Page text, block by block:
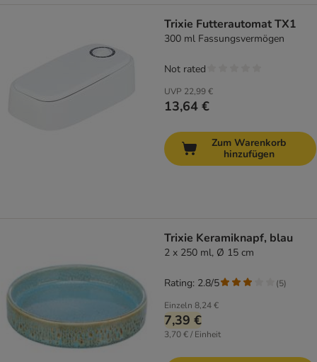
Trixie Futterautomat TX1
300 ml Fassungsvermögen
UVP 22,99 €
13,64 €
Not rated
Zum Warenkorb
hinzufügen
Trixie Keramiknapf, blau
2 x 250 ml, Ø 15 cm
Einzeln 8,24 €
7,39 €
3,70 € / Einheit
Rating: 2.8/5 (5)